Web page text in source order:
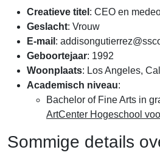
Creatieve titel : CEO en
Geslacht: Vrouw
E-mail :
Geboortejaar: 1992
Woonplaats: Los Angeles,
Academisch niveau:
Bachelor of Fine Arts in
ArtCenter Hogeschool
Sommige details